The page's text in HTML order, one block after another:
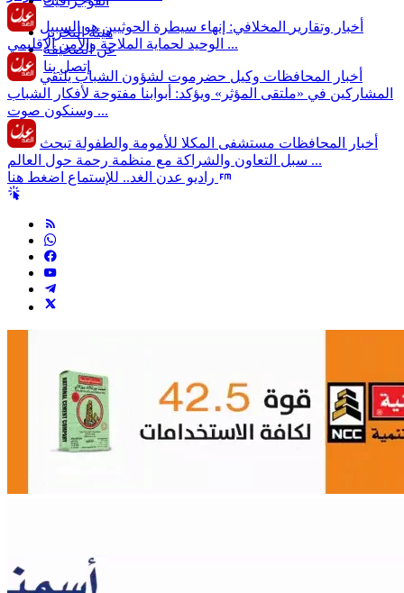
هيئة التحرير
عن الصحيفة
إتصل بنا
أخبار وتقارير
المخلافي: إنهاء سيطرة الحوثيين هو السبيل
الوحيد لحماية الملاحة والأمن الإقليمي ...
أخبار المحافظات وكيل حضرموت لشؤون الشباب يلتقي
المشاركين في «ملتقى المؤثر» ويؤكد: أبوابنا مفتوحة لأفكار الشباب
وسنكون صوت ...
أخبار المحافظات مستشفى المكلا للأمومة والطفولة تبحث
سبل التعاون والشراكة مع منظمة رحمة حول العالم ...